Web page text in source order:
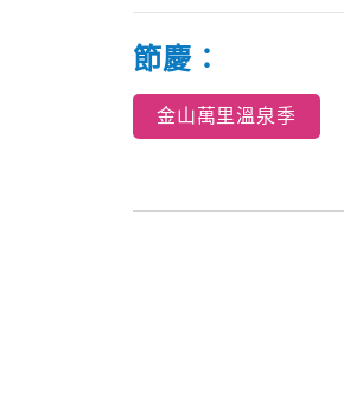
節慶：
金山萬里溫泉季